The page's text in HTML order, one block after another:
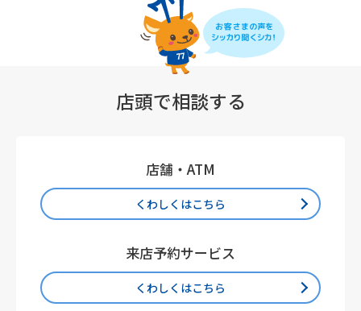
店頭で相談する
店舗・ATM
くわしくはこちら
来店予約サービス
くわしくはこちら